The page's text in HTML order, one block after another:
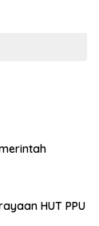
HUT PPU